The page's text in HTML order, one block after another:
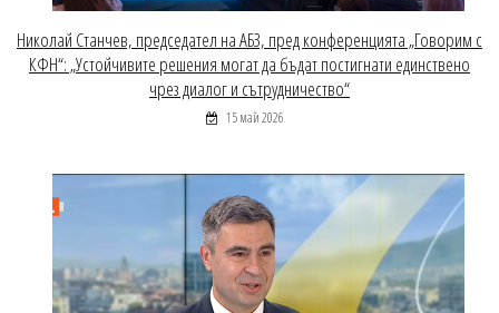
Николай Станчев, председател на АБЗ, пред конференцията „Говорим с
КФН“: „Устойчивите решения могат да бъдат постигнати единствено
чрез диалог и сътрудничество“
15 май 2026